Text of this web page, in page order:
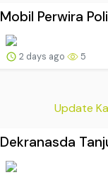
Mobil Perwira
2 days ago 5
Update
Dekranasda